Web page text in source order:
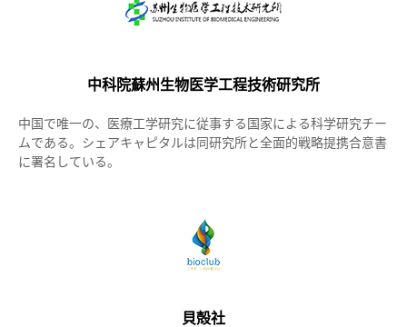
中科院蘇州生物医学工程技術研究所
中国で唯一の、医療工学研究に従事する国家による科学研究チー
ムである。シェアキャピタルは同研究所と全面的戦略提携合意書
に署名している。
貝殻社